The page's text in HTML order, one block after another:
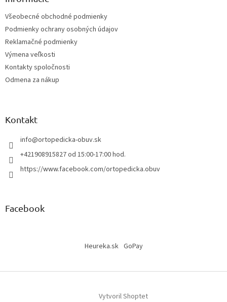
Všeobecné obchodné podmienky
Podmienky ochrany osobných údajov
Reklamačné podmienky
Výmena veľkosti
Kontakty spoločnosti
Odmena za nákup
Kontakt
info@ortopedicka-obuv.sk
+421908915827 od 15:00-17:00 hod.
https://www.facebook.com/ortopedicka.obuv
Facebook
Heureka.sk GoPay
Vytvoril Shoptet